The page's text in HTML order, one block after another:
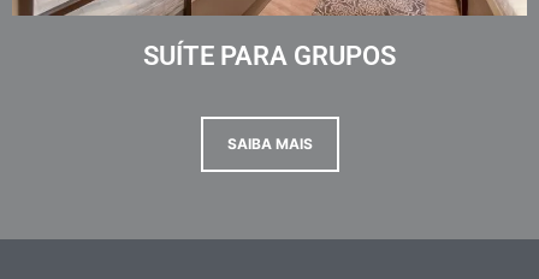
SUÍTE PARA GRUPOS
SAIBA MAIS